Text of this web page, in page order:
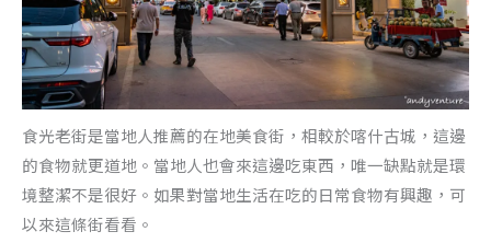
食光老街是當地人推薦的在地美食街，相較於喀什古城，這邊
的食物就更道地。當地人也會來這邊吃東西，唯一缺點就是環
境整潔不是很好。如果對當地生活在吃的日常食物有興趣，可
以來這條街看看。